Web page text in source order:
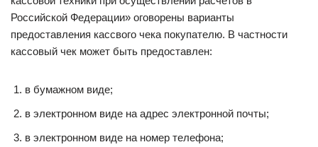
Российской Федерации» оговорены варианты
предоставления кассвого чека покупателю. В частности
кассовый чек может быть предоставлен:
в бумажном виде;
в электронном виде на адрес электронной почты;
в электронном виде на номер телефона;